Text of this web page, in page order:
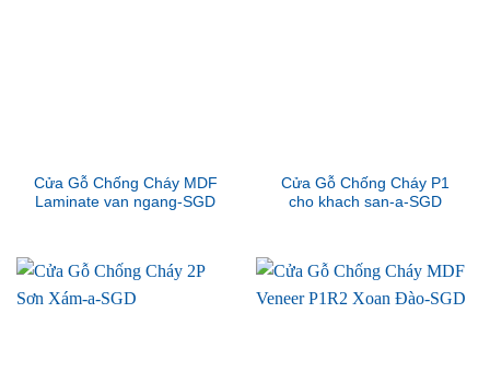
Cửa Gỗ Chống Cháy MDF
Laminate van ngang-SGD
Cửa Gỗ Chống Cháy P1
cho khach san-a-SGD